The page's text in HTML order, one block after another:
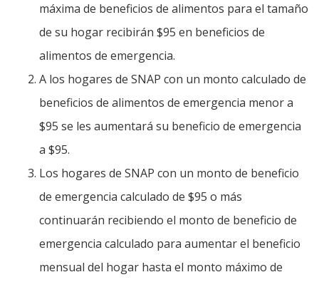
máxima de beneficios de alimentos para el tamaño
de su hogar recibirán $95 en beneficios de
alimentos de emergencia.
A los hogares de SNAP con un monto calculado de
beneficios de alimentos de emergencia menor a
$95 se les aumentará su beneficio de emergencia
a $95.
Los hogares de SNAP con un monto de beneficio
de emergencia calculado de $95 o más
continuarán recibiendo el monto de beneficio de
emergencia calculado para aumentar el beneficio
mensual del hogar hasta el monto máximo de